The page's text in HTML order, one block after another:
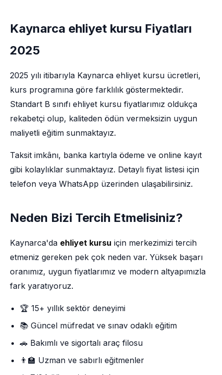
Kaynarca ehliyet kursu Fiyatları
2025
2025 yılı itibarıyla Kaynarca ehliyet kursu ücretleri,
kurs programına göre farklılık göstermektedir.
Standart B sınıfı ehliyet kursu fiyatlarımız oldukça
rekabetçi olup, kaliteden ödün vermeksizin uygun
maliyetli eğitim sunmaktayız.
Taksit imkânı, banka kartıyla ödeme ve online kayıt
gibi kolaylıklar sunmaktayız. Detaylı fiyat listesi için
telefon veya WhatsApp üzerinden ulaşabilirsiniz.
Neden Bizi Tercih Etmelisiniz?
Kaynarca'da ehliyet kursu için merkezimizi tercih
etmeniz gereken pek çok neden var. Yüksek başarı
oranımız, uygun fiyatlarımız ve modern altyapımızla
fark yaratıyoruz.
🏆 15+ yıllık sektör deneyimi
📚 Güncel müfredat ve sınav odaklı eğitim
🚗 Bakımlı ve sigortalı araç filosu
👨‍🏫 Uzman ve sabırlı eğitmenler